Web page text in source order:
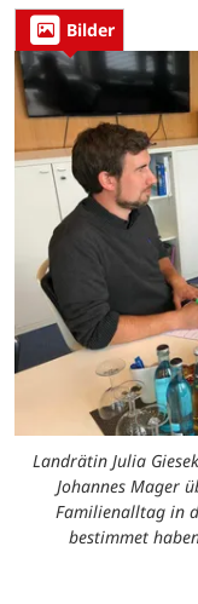
Bilder
Landrätin Julia
Johannes Mager
Familienalltag in
bestimmet